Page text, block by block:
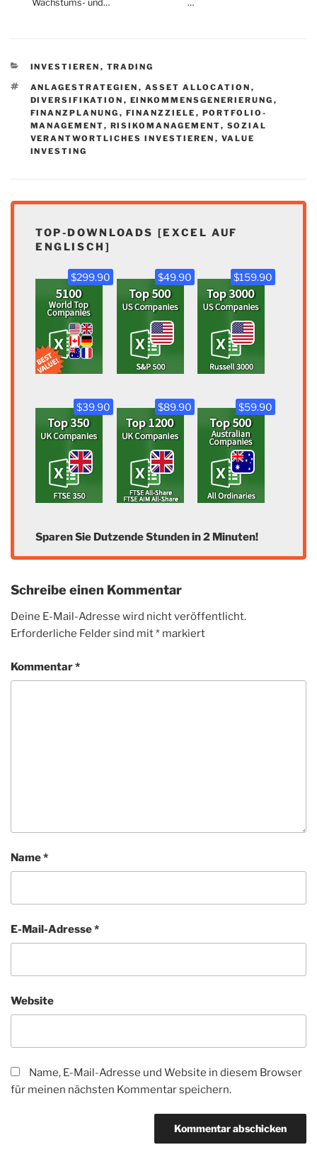
Wachstums- und…
…
KATEGORIEN
INVESTIEREN , TRADING
SCHLAGWÖRTER
ANLAGESTRATEGIEN , ASSET ALLOCATION ,
DIVERSIFIKATION , EINKOMMENSGENERIERUNG ,
FINANZPLANUNG , FINANZZIELE , PORTFOLIO-
MANAGEMENT, RISIKOMANAGEMENT, SOZIAL
VERANTWORTLICHES INVESTIEREN , VALUE
INVESTING
TOP-DOWNLOADS [EXCEL AUF
ENGLISCH]
$299.90 $49.90 $159.90
$39.90 $89.90 $59.90
Sparen Sie Dutzende Stunden in 2 Minuten!
Schreibe einen Kommentar
Deine E-Mail-Adresse wird nicht veröffentlicht.
Erforderliche Felder sind mit* markiert
Kommentar*
Name*
E-Mail-Adresse*
Website
Name, E-Mail-Adresse und Website in diesem Browser
für meinen nächsten Kommentar speichern.